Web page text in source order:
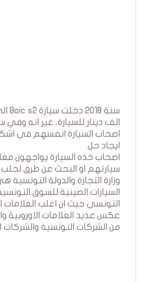
اصحاب السيارة انفسهم في
ايجاد حل.
اصحاب خذه السيارة يواجهون
سيارتهم او البحث عن طرق لجلب
وزارة التجارة والدولة
السيارات الصينية للسوق
التونسي حيث ان اغلب
عكس عديد العلامات الاوروبية
من الشركات التونسية